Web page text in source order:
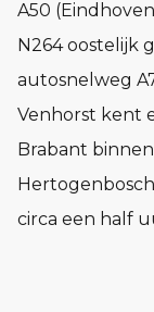
A50
N264 oostelijk
autosnelweg
Venhorst kent
Brabant
circa een half